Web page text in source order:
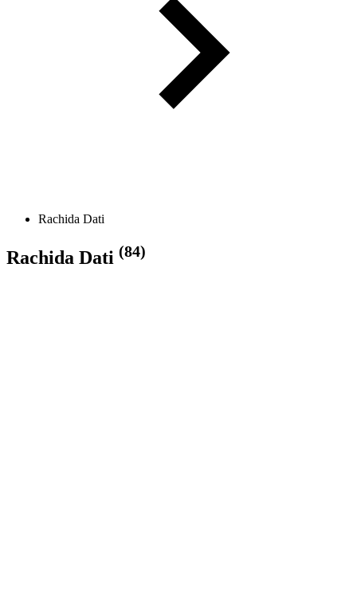
Rachida Dati
Rachida Dati (84)